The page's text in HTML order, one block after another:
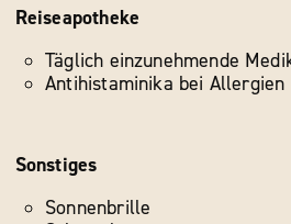
Reiseapotheke
Täglich einzunehmende
Antihistaminika bei Allergien
Sonstiges
Sonnenbrille